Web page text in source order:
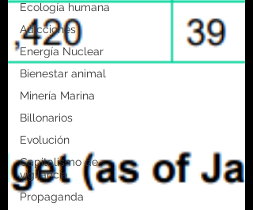
Ecología humana
Adicciones
Energía Nuclear
Bienestar animal
Minería Marina
Billonarios
Evolución
Capitalismo de
vigilancia
Propaganda